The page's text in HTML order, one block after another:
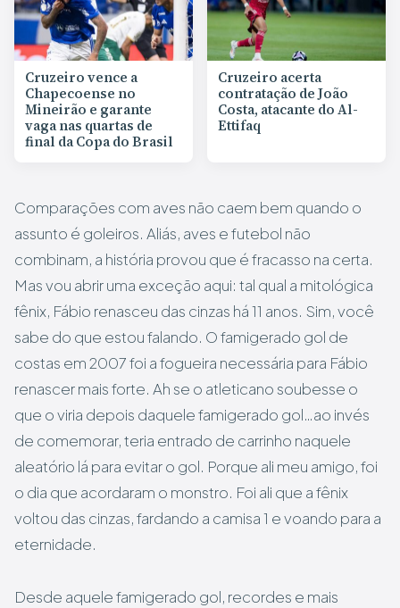
Cruzeiro vence a
Chapecoense no
Mineirão e garante
vaga nas quartas de
final da Copa do Brasil
Cruzeiro acerta
contratação de João
Costa, atacante do Al-
Ettifaq
Comparações com aves não caem bem quando o
assunto é goleiros. Aliás, aves e futebol não
combinam, a história provou que é fracasso na certa.
Mas vou abrir uma exceção aqui: tal qual a mitológica
fênix, Fábio renasceu das cinzas há 11 anos. Sim, você
sabe do que estou falando. O famigerado gol de
costas em 2007 foi a fogueira necessária para Fábio
renascer mais forte. Ah se o atleticano soubesse o
que o viria depois daquele famigerado gol…ao invés
de comemorar, teria entrado de carrinho naquele
aleatório lá para evitar o gol. Porque ali meu amigo, foi
o dia que acordaram o monstro. Foi ali que a fênix
voltou das cinzas, fardando a camisa 1 e voando para a
eternidade.
Desde aquele famigerado gol, recordes e mais